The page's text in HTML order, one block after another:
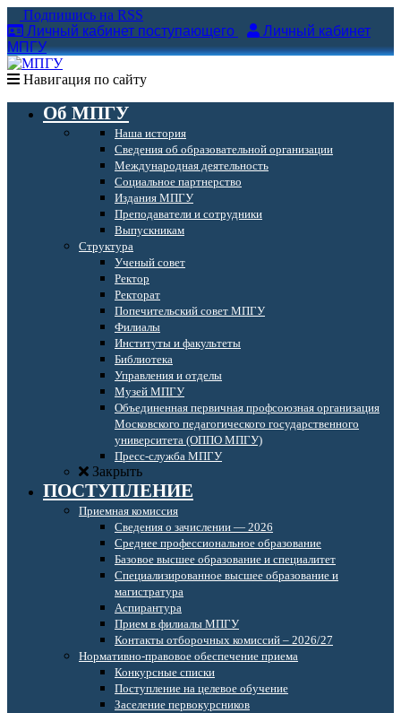
Подпишись на RSS
Личный кабинет поступающего
Личный кабинет
МПГУ
Навигация по сайту
Об МПГУ
Наша история
Сведения об образовательной организации
Международная деятельность
Социальное партнерство
Издания МПГУ
Преподаватели и сотрудники
Выпускникам
Структура
Ученый совет
Ректор
Ректорат
Попечительский совет МПГУ
Филиалы
Институты и факультеты
Библиотека
Управления и отделы
Музей МПГУ
Объединенная первичная профсоюзная организация
Московского педагогического государственного
университета (ОППО МПГУ)
Пресс-служба МПГУ
Закрыть
ПОСТУПЛЕНИЕ
Приемная комиссия
Сведения о зачислении — 2026
Среднее профессиональное образование
Базовое высшее образование и специалитет
Специализированное высшее образование и
магистратура
Аспирантура
Прием в филиалы МПГУ
Контакты отборочных комиссий – 2026/27
Нормативно-правовое обеспечение приема
Конкурсные списки
Поступление на целевое обучение
Заселение первокурсников